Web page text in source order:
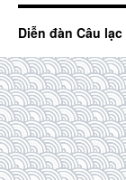
Diễn đàn Câu